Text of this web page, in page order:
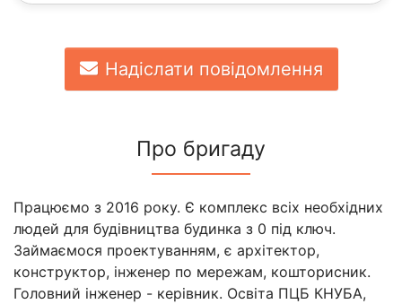
Надіслати повідомлення
Про бригаду
Працюємо з 2016 року. Є комплекс всіх необхідних
людей для будівництва будинка з 0 під ключ.
Займаємося проектуванням, є архітектор,
конструктор, інженер по мережам, кошторисник.
Головний інженер - керівник. Освіта ПЦБ КНУБА,